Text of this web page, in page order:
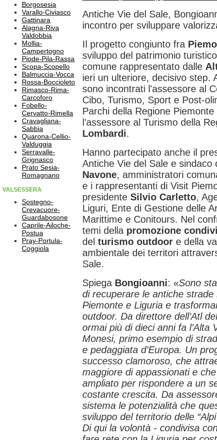
Borgosesia
Varallo-Civiasco
Gattinara
Alagna-Riva
Valdobbia
Mollia-
Campertogno
Piode-Pila-Rassa
Scopa-Scopello
Balmuccia-Vocca
Rossa-Boccioleto
Rimasco-Rima-
Carcoforo
Fobello-
Cervatto-Rimella
Cravagliana-
Sabbia
Quarona-Cellio-
Valduggia
Serravalle-
Grignasco
Prato Sesia-
Romagnano
VALSESSERA
Sostegno-
Crevacuore-
Guardabosone
Caprile-Ailoche-
Postua
Pray-Portula-
Coggiola
Antiche Vie del Sale,
incontro per sviluppare
Il progetto congiunto fra
sviluppo del patrimonio
comune rappresentato dalle
ieri un ulteriore, decisivo step.
sono incontrati l'assessore al
Cibo, Turismo, Sport e Post-
Parchi della Regione Piemonte
l’assessore al Turismo della
Lombardi.
Hanno partecipato anche il
Antiche Vie del Sale e
Navone, amministratori
e i rappresentanti di Visit
presidente Silvio Carletto,
Liguri, Ente di Gestione delle
Marittime e Conitours. Nel
temi della promozione
del turismo outdoor e della
ambientale dei territori
Sale.
Spiega Bongioanni: «Sono
di recuperare le antiche
Piemonte e Liguria e
outdoor. Da direttore dell’Atl
ormai più di dieci anni fa l’Alta
Monesi, primo esempio di
e pedaggiata d’Europa. Un
successo clamoroso, che
maggiore di appassionati e
ampliato per rispondere a un
costante crescita. Da
sistema le potenzialità che
sviluppo del territorio delle
Di qui la volontà - condivisa